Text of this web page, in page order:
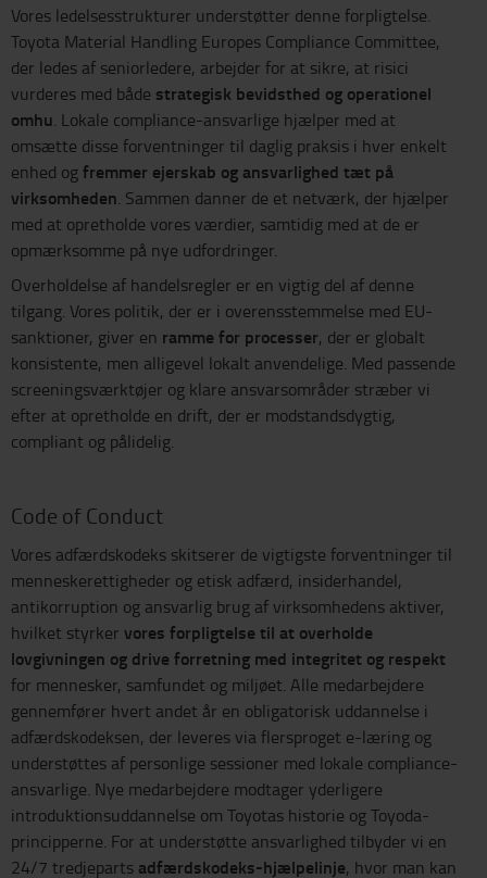
Vores ledelsesstrukturer understøtter denne forpligtelse.
Toyota Material Handling Europes Compliance Committee,
der ledes af seniorledere, arbejder for at sikre, at risici
vurderes med både strategisk bevidsthed og operationel
omhu. Lokale compliance-ansvarlige hjælper med at
omsætte disse forventninger til daglig praksis i hver enkelt
enhed ogfremmer ejerskab og ansvarlighed tæt på
virksomheden. Sammen danner de et netværk, der hjælper
med at opretholde vores værdier, samtidig med at de er
opmærksomme på nye udfordringer.
Overholdelse af handelsregler er en vigtig del af denne
tilgang. Vores politik, der er i overensstemmelse med EU-
sanktioner, giver en ramme for processer, der er globalt
konsistente, men alligevel lokalt anvendelige. Med passende
screeningsværktøjer og klare ansvarsområder stræber vi
efter at opretholde en drift, der er modstandsdygtig,
compliant og pålidelig.
Code of Conduct
Vores adfærdskodeks skitserer de vigtigste forventninger til
menneskerettigheder og etisk adfærd, insiderhandel,
antikorruption og ansvarlig brug af virksomhedens aktiver,
hvilket styrker vores forpligtelse til at overholde
lovgivningen og drive forretning med integritet og respekt
for mennesker, samfundet og miljøet. Alle medarbejdere
gennemfører hvert andet år en obligatorisk uddannelse i
adfærdskodeksen, der leveres via flersproget e-læring og
understøttes af personlige sessioner med lokale compliance-
ansvarlige. Nye medarbejdere modtager yderligere
introduktionsuddannelse om Toyotas historie og Toyoda-
principperne. For at understøtte ansvarlighed tilbyder vi en
24/7 tredjeparts adfærdskodeks-hjælpelinje, hvor man kan